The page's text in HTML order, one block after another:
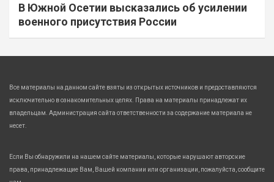
В Южной Осетии высказались об усилении
военного присутствия России
Все материалы на данном сайте взяты из открытых источников и предоставляются
исключительно в ознакомительных целях. Права на материалы принадлежат их
владельцам. Администрация сайта ответственности за содержание материала не
несет.
Если Вы обнаружили на нашем сайте материалы, которые нарушают авторские
права, принадлежащие Вам, Вашей компании или организации, пожалуйста, сообщите